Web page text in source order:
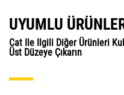
UYUMLU
Cat Ile Ilgili Diğer Ürünleri
Üst Düzeye Çıkarın